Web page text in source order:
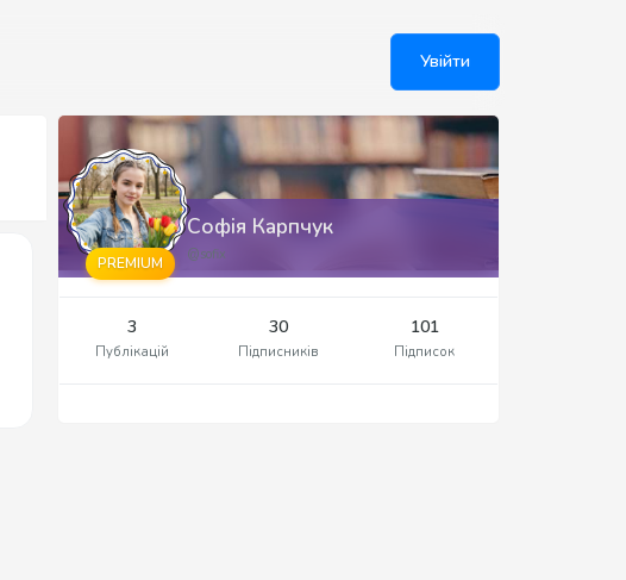
Увійти
PREMIUM
Софія Карпчук
@sofix
3
Публікацій
30
Підписників
101
Підписок